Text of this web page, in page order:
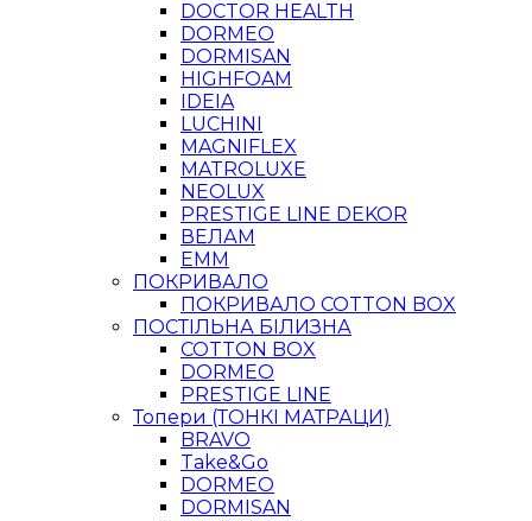
DOCTOR HEALTH
DORMEO
DORMISAN
HIGHFOAM
IDEIA
LUCHINI
MAGNIFLEX
MATROLUXE
NEOLUX
PRESTIGE LINE DEKOR
ВЕЛАМ
ЕММ
ПОКРИВАЛО
ПОКРИВАЛО COTTON BOX
ПОСТІЛЬНА БІЛИЗНА
COTTON BOX
DORMEO
PRESTIGE LINE
Топери (ТОНКІ МАТРАЦИ)
BRAVO
Take&Go
DORMEO
DORMISAN